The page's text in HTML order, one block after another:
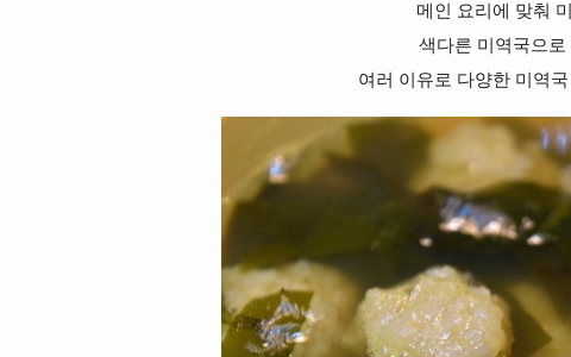
메인 요리에 맞춰
색다른 미역국으
여러 이유로 다양한 미역